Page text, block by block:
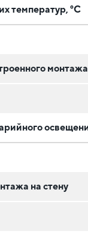
температур, °C
монтажа
на стену